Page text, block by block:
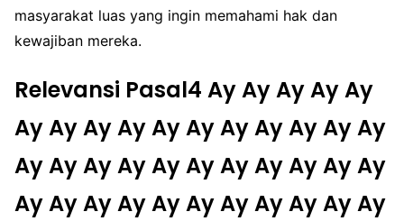
masyarakat luas yang ingin memahami hak dan
kewajiban mereka.
Relevansi Pasal4 Ay Ay Ay Ay Ay
Ay Ay Ay Ay Ay Ay Ay Ay Ay Ay Ay
Ay Ay Ay Ay Ay Ay Ay Ay Ay Ay Ay
Ay Ay Ay Ay Ay Ay Ay Ay Ay Ay Ay